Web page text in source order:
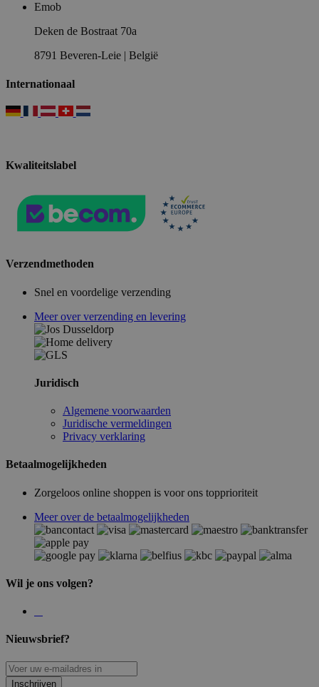
Emob
Deken de Bostraat 70a
8791 Beveren-Leie | België
Internationaal
Kwaliteitslabel
Verzendmethoden
Snel en voordelige verzending
Meer over verzending en levering
Juridisch
Algemene voorwaarden
Juridische vermeldingen
Privacy verklaring
Betaalmogelijkheden
Zorgeloos online shoppen is voor ons topprioriteit
Meer over de betaalmogelijkheden
Wil je ons volgen?
Nieuwsbrief?
Inschrijven